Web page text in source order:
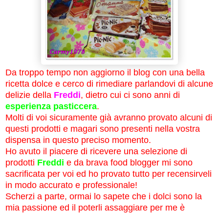
Da troppo tempo non aggiorno il blog con una bella
ricetta dolce e cerco di rimediare parlandovi di alcune
delizie della Freddi, dietro cui ci sono anni di
esperienza pasticcera.
Molti di voi sicuramente già avranno provato alcuni di
questi prodotti e magari sono presenti nella vostra
dispensa in questo preciso momento.
Ho avuto il piacere di ricevere una selezione di
prodotti Freddi e da brava food blogger mi sono
sacrificata per voi ed ho provato tutto per recensirveli
in modo accurato e professionale!
Scherzi a parte, ormai lo sapete che i dolci sono la
mia passione ed il poterli assaggiare per me è